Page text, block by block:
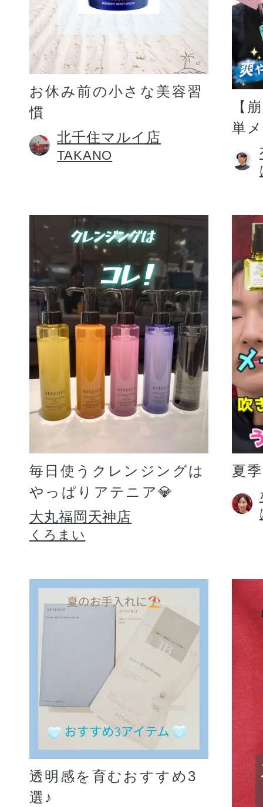
お休み前の小さな美容習
慣
北千住マルイ店
TAKANO
【
単
毎日使うクレンジングは
やっぱりアテニア💎
大丸福岡天神店
くろまい
夏
透明感を育むおすすめ3
選♪